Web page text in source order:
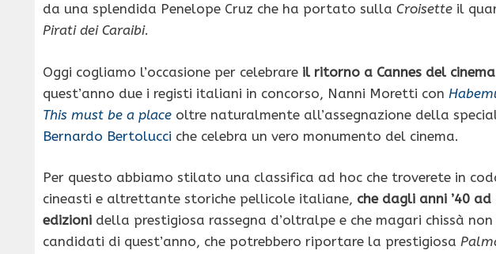
da una splendida Penelope Cruz che ha portato sulla Croisette il
Pirati dei Caraibi.
Oggi cogliamo l’occasione per celebrare il ritorno a Cannes del
quest’anno due i registi italiani in concorso, Nanni Moretti con
This must be a place oltre naturalmente all’assegnazione della
Bernardo Bertolucci che celebra un vero monumento del cinema.
Per questo abbiamo stilato una classifica ad hoc che troverete in
cineasti e altrettante storiche pellicole italiane, che dagli anni ’40
edizioni della prestigiosa rassegna d’oltralpe e che magari chissà
candidati di quest’anno, che potrebbero riportare la prestigiosa